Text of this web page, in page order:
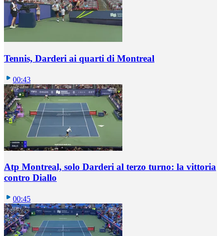
Tennis, Darderi ai quarti di Montreal
00:43
Atp Montreal, solo Darderi al terzo turno: la vittoria
contro Diallo
00:45